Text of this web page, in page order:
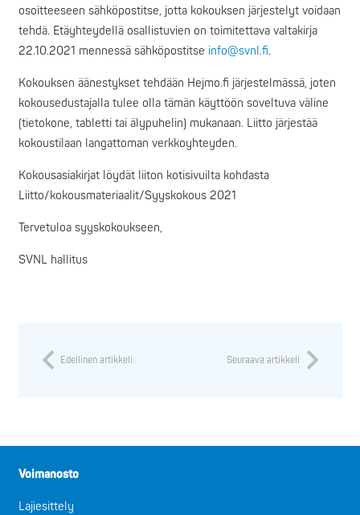
osoitteeseen sähköpostitse, jotta kokouksen järjestelyt voidaan
tehdä. Etäyhteydellä osallistuvien on toimitettava valtakirja
22.10.2021 mennessä sähköpostitse info@svnl.fi.
Kokouksen äänestykset tehdään Hejmo.fi järjestelmässä, joten
kokousedustajalla tulee olla tämän käyttöön soveltuva väline
(tietokone, tabletti tai älypuhelin) mukanaan. Liitto järjestää
kokoustilaan langattoman verkkoyhteyden.
Kokousasiakirjat löydät liiton kotisivuilta kohdasta
Liitto/kokousmateriaalit/Syyskokous 2021
Tervetuloa syyskokoukseen,
SVNL hallitus
Edellinen artikkeli Seuraava artikkeli
Voimanosto
Lajiesittely